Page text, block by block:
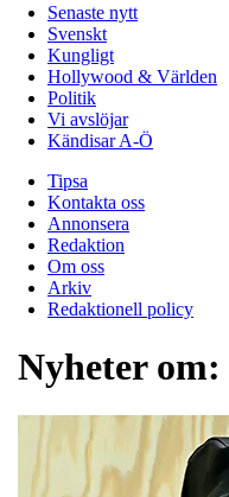
Senaste nytt
Svenskt
Kungligt
Hollywood & Världen
Politik
Vi avslöjar
Kändisar A-Ö
Tipsa
Kontakta oss
Annonsera
Redaktion
Om oss
Arkiv
Redaktionell policy
Nyheter om: